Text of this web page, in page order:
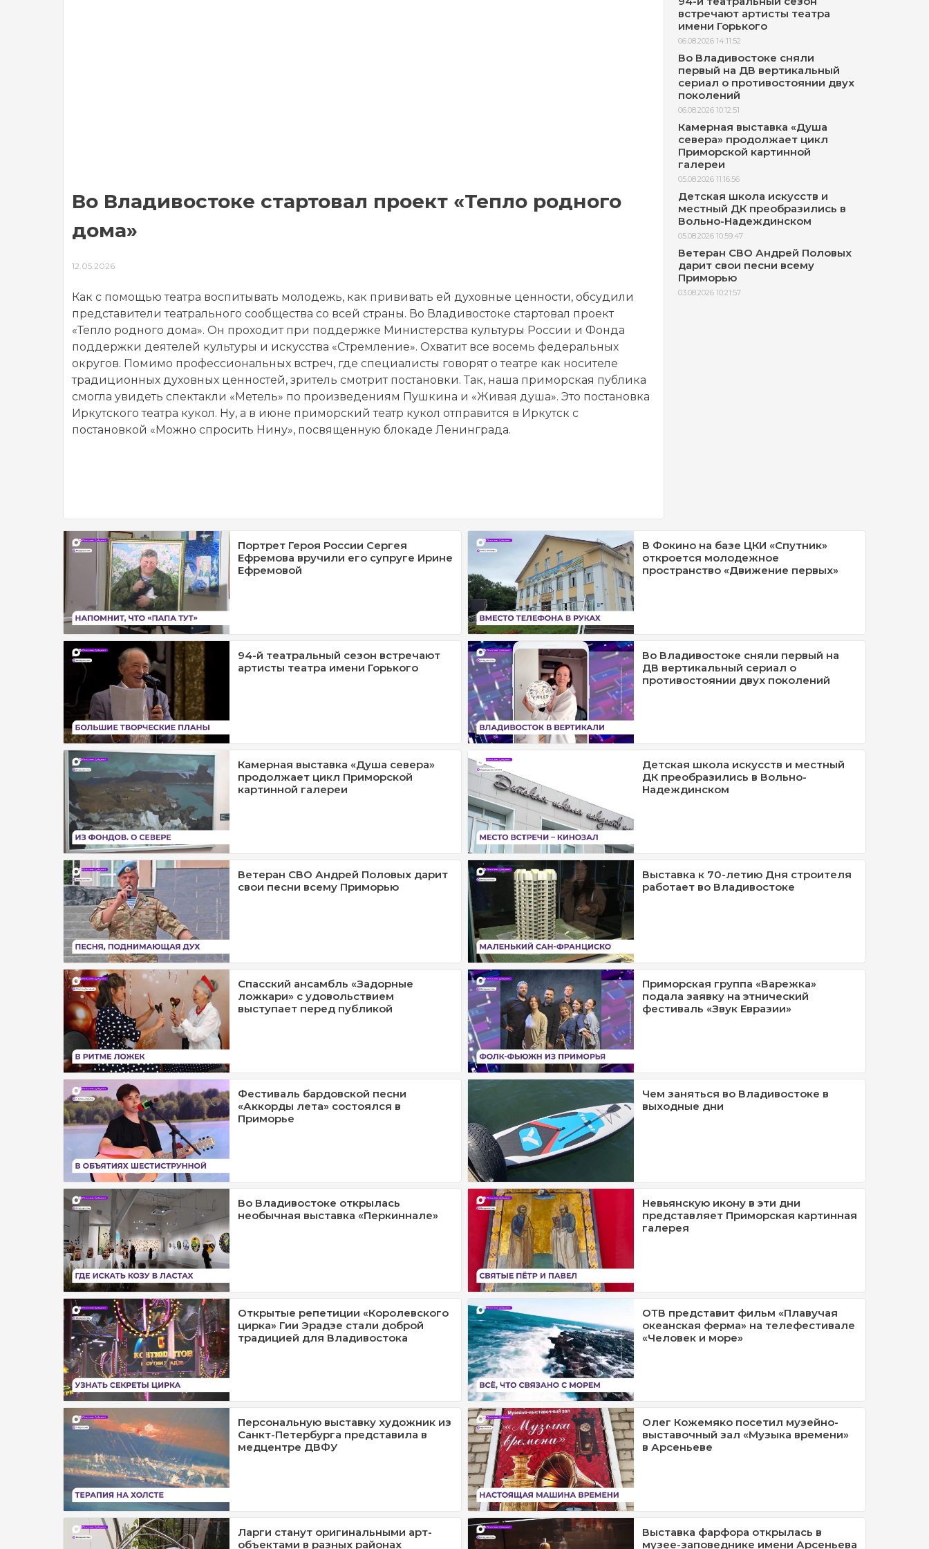
Во Владивостоке стартовал проект «Тепло родного
дома»
12.05.2026
Как с помощью театра воспитывать молодежь, как прививать ей духовные ценности, обсудили
представители театрального сообщества со всей страны. Во Владивостоке стартовал проект
«Тепло родного дома». Он проходит при поддержке Министерства культуры России и Фонда
поддержки деятелей культуры и искусства «Стремление». Охватит все восемь федеральных
округов. Помимо профессиональных встреч, где специалисты говорят о театре как носителе
традиционных духовных ценностей, зритель смотрит постановки. Так, наша приморская публика
смогла увидеть спектакли «Метель» по произведениям Пушкина и «Живая душа». Это постановка
Иркутского театра кукол. Ну, а в июне приморский театр кукол отправится в Иркутск с
постановкой «Можно спросить Нину», посвященную блокаде Ленинграда.
встречают артисты театра
имени Горького
06.08.2026 14:11:52
Во Владивостоке сняли
первый на ДВ вертикальный
сериал о противостоянии двух
поколений
06.08.2026 10:12:51
Камерная выставка «Душа
севера» продолжает цикл
Приморской картинной
галереи
05.08.2026 11:16:56
Детская школа искусств и
местный ДК преобразились в
Вольно-Надеждинском
05.08.2026 10:59:47
Ветеран СВО Андрей Половых
дарит свои песни всему
Приморью
03.08.2026 10:21:57
Портрет Героя России Сергея
Ефремова вручили его супруге Ирине
Ефремовой
В Фокино на базе ЦКИ «Спутник»
откроется молодежное
пространство «Движение первых»
94-й театральный сезон встречают
артисты театра имени Горького
Во Владивостоке сняли первый на
ДВ вертикальный сериал о
противостоянии двух поколений
Камерная выставка «Душа севера»
продолжает цикл Приморской
картинной галереи
Детская школа искусств и местный
ДК преобразились в Вольно-
Надеждинском
Ветеран СВО Андрей Половых дарит
свои песни всему Приморью
Выставка к 70-летию Дня строителя
работает во Владивостоке
Спасский ансамбль «Задорные
ложкари» с удовольствием
выступает перед публикой
Приморская группа «Варежка»
подала заявку на этнический
фестиваль «Звук Евразии»
Фестиваль бардовской песни
«Аккорды лета» состоялся в
Приморье
Чем заняться во Владивостоке в
выходные дни
Во Владивостоке открылась
необычная выставка «Перкиннале»
Невьянскую икону в эти дни
представляет Приморская картинная
галерея
Открытые репетиции «Королевского
цирка» Гии Эрадзе стали доброй
традицией для Владивостока
ОТВ представит фильм «Плавучая
океанская ферма» на телефестивале
«Человек и море»
Персональную выставку художник из
Санкт-Петербурга представила в
медцентре ДВФУ
Олег Кожемяко посетил музейно-
выставочный зал «Музыка времени»
в Арсеньеве
Ларги станут оригинальными арт-
объектами в разных районах
Выставка фарфора открылась в
музее-заповеднике имени Арсеньева